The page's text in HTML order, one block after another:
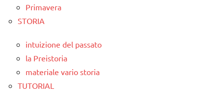
Primavera
STORIA
intuizione del passato
la Preistoria
materiale vario storia
TUTORIAL